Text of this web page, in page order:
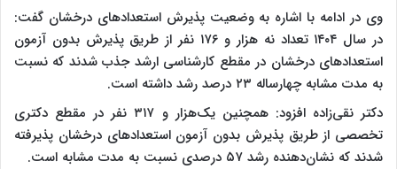
وی در ادامه با اشاره به وضعیت پذیرش استعداد‌های درخشان گفت:
در سال ۱۴۰۴ تعداد نه هزار و ۱۷۶ نفر از طریق پذیرش بدون آزمون
استعداد‌های درخشان در مقطع کارشناسی ارشد جذب شدند که نسبت
به مدت مشابه چهارساله ۲۳ درصد رشد داشته است.
دکتر نقی‌زاده افزود: همچنین یک‌هزار و ۳۱۷ نفر در مقطع دکتری
تخصصی از طریق پذیرش بدون آزمون استعداد‌های درخشان پذیرفته
شدند که نشان‌دهنده رشد ۵۷ درصدی نسبت به مدت مشابه است.